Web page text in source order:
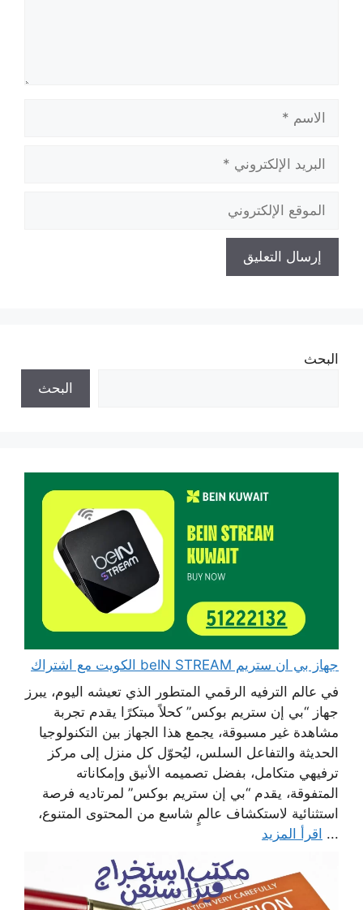
الإلكتروني
الإلكتروني
البحث
البحث
جهاز بي ان ستريم beIN STREAM الكويت مع اشتراك
في عالم الترفيه الرقمي المتطور الذي تعيشه اليوم، يبرز
جهاز “بي إن ستريم بوكس” كحلاً مبتكرًا يقدم تجربة
مشاهدة غير مسبوقة، يجمع هذا الجهاز بين التكنولوجيا
الحديثة والتفاعل السلس، ليُحوّل كل منزل إلى مركز
ترفيهي متكامل، بفضل تصميمه الأنيق وإمكاناته
المتفوقة، يقدم “بي إن ستريم بوكس” لمرتاديه فرصة
استثنائية لاستكشاف عالمٍ شاسع من المحتوى المتنوع،
... اقرأ المزيد